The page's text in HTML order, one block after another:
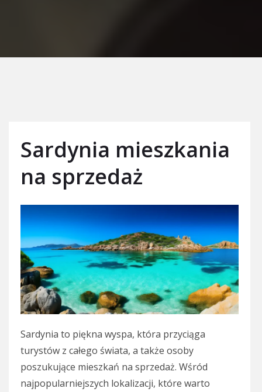
Sardynia mieszkania
na sprzedaż
Sardynia to piękna wyspa, która przyciąga
turystów z całego świata, a także osoby
poszukujące mieszkań na sprzedaż. Wśród
najpopularniejszych lokalizacji, które warto